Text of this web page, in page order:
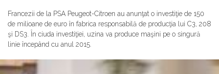
Francezii de la PSA Peugeot-Citroen au anunţat o investiţie de 150
de milioane de euro în fabrica responsabilă de producţia lui C3, 208
şi DS3. În ciuda investiţiei, uzina va produce maşini pe o singură
linie începând cu anul 2015.